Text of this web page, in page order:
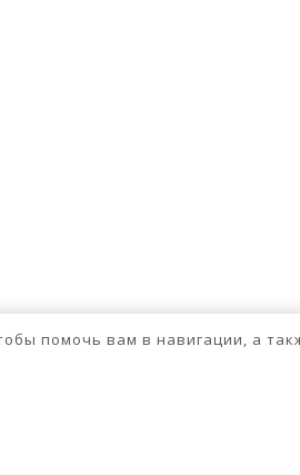
помочь вам в навигации, а